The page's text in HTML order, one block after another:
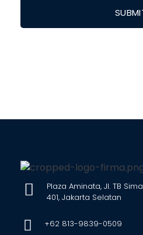
Plaza Aminata, Jl. TB
401, Jakarta Selatan
+62 813-9839-0509